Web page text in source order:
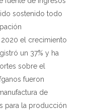
sostenido todo
el crecimiento
un 37% y ha
sobre el
fueron
de
para la producción